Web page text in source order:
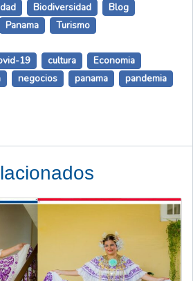
Biodiversidad
Blog
Panama Turismo
19 cultura
Economia
negocios panama
pandemia